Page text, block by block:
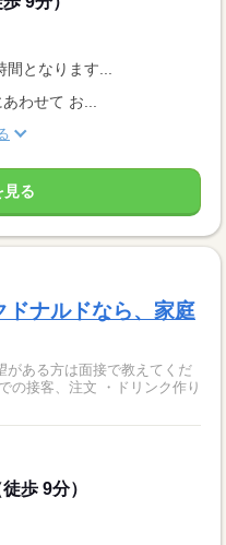
となります...
わせて お...
見る
ナルドなら、家庭
がある方は面接で教えてくだ
歩 9分）